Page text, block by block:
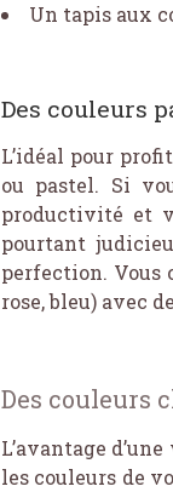
Un tapis aux
Des couleurs
L’idéal pour
ou pastel. Si
productivité et
pourtant
perfection. Vous
rose, bleu) avec
Des couleurs
L’avantage
les couleurs de